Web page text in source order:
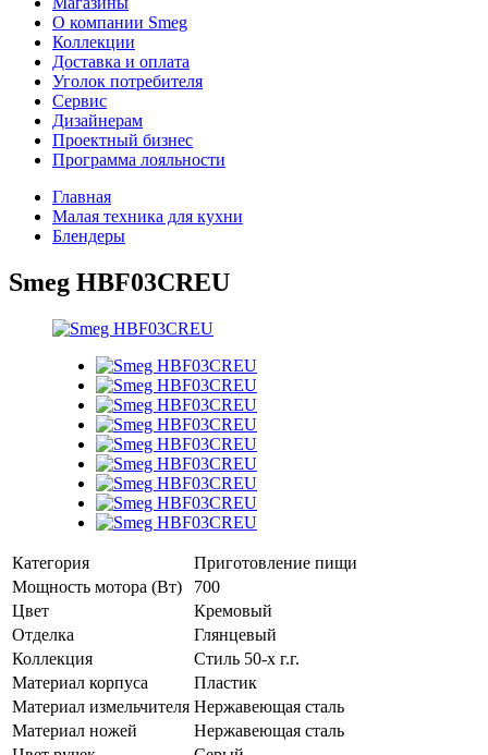
О компании Smeg
Коллекции
Доставка и оплата
Уголок потребителя
Сервис
Дизайнерам
Проектный бизнес
Программа лояльности
Главная
Малая техника для кухни
Блендеры
Smeg HBF03CREU
Категория
Приготовление пищи
Мощность мотора (Вт)
700
Цвет
Кремовый
Отделка
Глянцевый
Коллекция
Стиль 50-х г.г.
Материал корпуса
Пластик
Материал измельчителя Нержавеющая сталь
Материал ножей
Нержавеющая сталь